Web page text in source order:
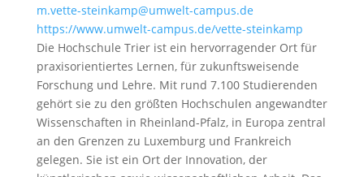
m.vette-steinkamp@umwelt-campus.de
https://www.umwelt-campus.de/vette-steinkamp
Die Hochschule Trier ist ein hervorragender Ort für
praxisorientiertes Lernen, für zukunftsweisende
Forschung und Lehre. Mit rund 7.100 Studierenden
gehört sie zu den größten Hochschulen angewandter
Wissenschaften in Rheinland-Pfalz, in Europa zentral
an den Grenzen zu Luxemburg und Frankreich
gelegen. Sie ist ein Ort der Innovation, der